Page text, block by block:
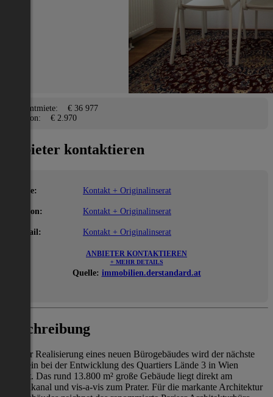
Gesamtmiete:
€ 36 977
Kaution:
€ 2.970
Anbieter kontaktieren
Name: Kontakt + Originalinserat
Telefon: Kontakt + Originalinserat
E-Mail: Kontakt + Originalinserat
ANBIETER KONTAKTIEREN
+ MEHR DETAILS
Quelle: immobilien.derstandard.at
Beschreibung
Mit der Realisierung eines neuen Bürogebäudes wird der nächste
Baustein bei der Entwicklung des Quartiers Lände 3 in Wien
gesetzt. Das rund 13.800 m² große Gebäude liegt direkt am
Donaukanal und vis-a-vis zum Prater. Für die markante Architektur